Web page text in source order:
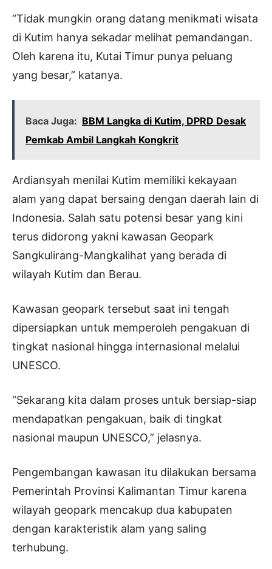
“Tidak mungkin orang datang menikmati wisata
di Kutim hanya sekadar melihat pemandangan.
Oleh karena itu, Kutai Timur punya peluang
yang besar,” katanya.
Baca Juga: BBM Langka di Kutim, DPRD Desak
Pemkab Ambil Langkah Kongkrit
Ardiansyah menilai Kutim memiliki kekayaan
alam yang dapat bersaing dengan daerah lain di
Indonesia. Salah satu potensi besar yang kini
terus didorong yakni kawasan Geopark
Sangkulirang-Mangkalihat yang berada di
wilayah Kutim dan Berau.
Kawasan geopark tersebut saat ini tengah
dipersiapkan untuk memperoleh pengakuan di
tingkat nasional hingga internasional melalui
UNESCO.
“Sekarang kita dalam proses untuk bersiap-siap
mendapatkan pengakuan, baik di tingkat
nasional maupun UNESCO,” jelasnya.
Pengembangan kawasan itu dilakukan bersama
Pemerintah Provinsi Kalimantan Timur karena
wilayah geopark mencakup dua kabupaten
dengan karakteristik alam yang saling
terhubung.